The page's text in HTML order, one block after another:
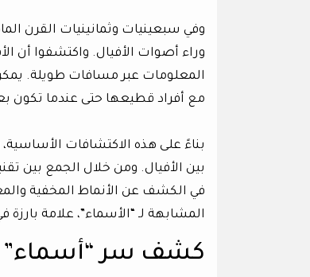
وفي سبعينيات وثمانينيات القرن
وراء أصوات الأفيال. واكتشفوا أن
المعلومات عبر مسافات طويلة.
مع أفراد قطيعها حتى عندما تكون
بناءً على هذه الاكتشافات
بين الأفيال. ومن خلال الجمع بين
في الكشف عن الأنماط المخفية
المشابهة لـ “الأسماء”، علامة
كشف سر “أسماء”